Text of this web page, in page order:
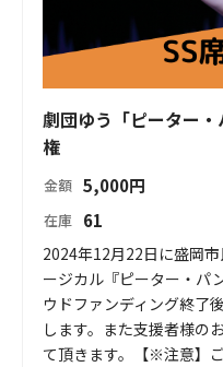
劇団ゆう「ピーター
権
金額 5,000円
在庫 61
2024年12月22日に盛岡
ージカル『ピーター・パ
ウドファンディング終了
します。また支援者様の
て頂きます。【※注意】